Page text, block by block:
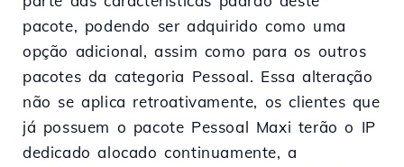
pacote, podendo ser adquirido como uma
opção adicional, assim como para os outros
pacotes da categoria Pessoal. Essa alteração
não se aplica retroativamente, os clientes que
já possuem o pacote Pessoal Maxi terão o IP
dedicado alocado continuamente, a